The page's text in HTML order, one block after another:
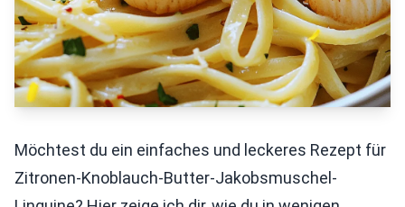
Möchtest du ein einfaches und leckeres Rezept für
Zitronen-Knoblauch-Butter-Jakobsmuschel-